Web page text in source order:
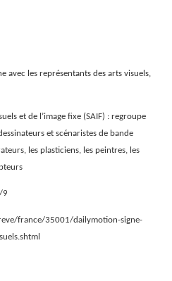
avec les représentants des arts visuels,
et de l’image fixe (SAIF) : regroupe
et scénaristes de bande
les plasticiens, les peintres, les
9
france/35001/dailymotion-signe-